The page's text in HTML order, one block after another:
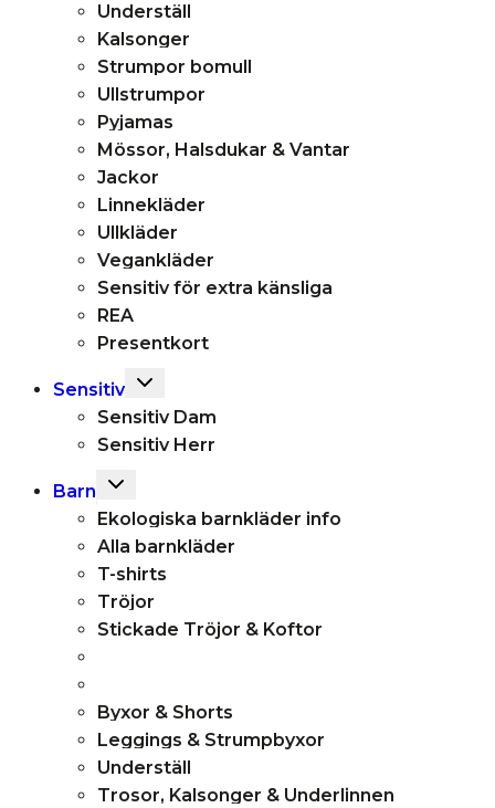
Underställ
Kalsonger
Strumpor bomull
Ullstrumpor
Pyjamas
Mössor, Halsdukar & Vantar
Jackor
Linnekläder
Ullkläder
Vegankläder
Sensitiv för extra känsliga
REA
Presentkort
Sensitiv Toggle
child
menu
Sensitiv Dam
Sensitiv Herr
Barn
Toggle
menu
Ekologiska barnkläder info
Alla barnkläder
T-shirts
Tröjor
Stickade Tröjor & Koftor
Byxor & Shorts
Leggings & Strumpbyxor
Underställ
Trosor, Kalsonger & Underlinnen